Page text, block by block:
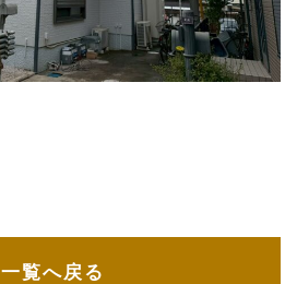
一覧へ戻る